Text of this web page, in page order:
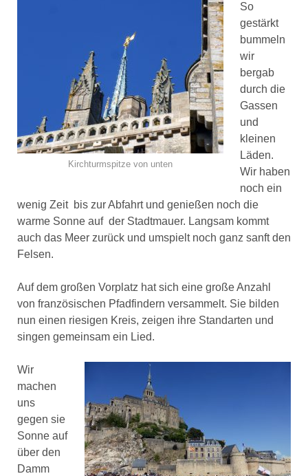
Kirchturmspitze von unten
So
gestärkt
bummeln
wir
bergab
durch die
Gassen
und
kleinen
Läden.
Wir haben
noch ein
wenig Zeit bis zur Abfahrt und genießen noch die
warme Sonne auf der Stadtmauer. Langsam kommt
auch das Meer zurück und umspielt noch ganz sanft den
Felsen.
Auf dem großen Vorplatz hat sich eine große Anzahl
von französischen Pfadfindern versammelt. Sie bilden
nun einen riesigen Kreis, zeigen ihre Standarten und
singen gemeinsam ein Lied.
Wir
machen
uns
gegen sie
Sonne auf
über den
Damm